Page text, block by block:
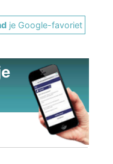
je Google-favoriet